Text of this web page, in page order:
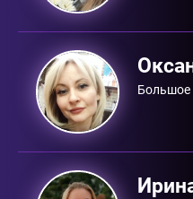
Большое